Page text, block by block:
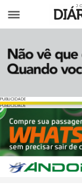
Menu
PUBLICIDADE
PUBLICIDADE